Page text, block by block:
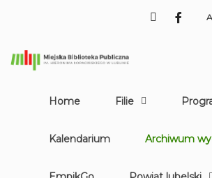
Home Filie
Kalendarium Archiwum